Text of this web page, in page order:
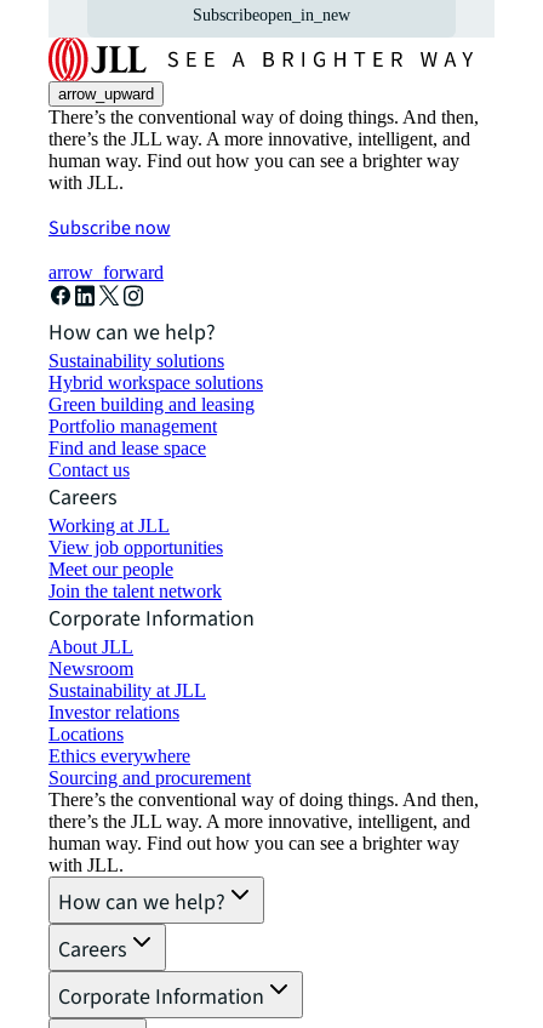
Subscribeopen_in_new
arrow_upward
There’s the conventional way of doing things. And then,
there’s the JLL way. A more innovative, intelligent, and
human way. Find out how you can see a brighter way
with JLL.
Subscribe now
arrow_forward
How can we help?
Sustainability solutions
Hybrid workspace solutions
Green building and leasing
Portfolio management
Find and lease space
Contact us
Careers
Working at JLL
View job opportunities
Meet our people
Join the talent network
Corporate Information
About JLL
Newsroom
Sustainability at JLL
Investor relations
Locations
Ethics everywhere
Sourcing and procurement
There’s the conventional way of doing things. And then,
there’s the JLL way. A more innovative, intelligent, and
human way. Find out how you can see a brighter way
with JLL.
How can we help?
Careers
Corporate Information